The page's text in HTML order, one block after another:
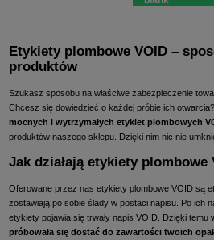
Etykiety plombowe VOID –
produktów
Szukasz sposobu na właściwe zabezpieczenie
Chcesz się dowiedzieć o każdej próbie ich
mocnych i wytrzymałych etykiet plombowych
produktów naszego sklepu. Dzięki nim nic nie
Jak działają etykiety plombowe
Oferowane przez nas etykiety plombowe VOID są
zostawiają po sobie ślady w postaci napisu. Po ich
etykiety pojawia się trwały napis VOID. Dzięki temu
próbowała się dostać do zawartości twoich